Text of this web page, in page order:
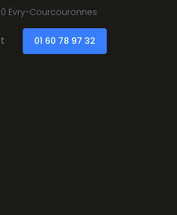
Évry-Courcouronnes
01 60 78 97 32